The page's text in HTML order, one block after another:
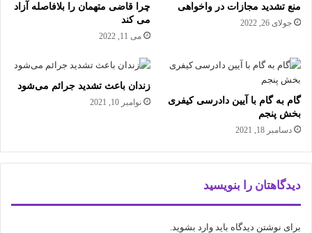
منع تشدید مجازات در واخواهی
جولای 26, 2022
چرا قاضی متهمان را بلافاصله آزاد
می کند
می 11, 2022
گام به گام با آیین دادرسی کیفری
بخش پنجم
دسامبر 18, 2021
زندان باعث تشدید جرائم می‌شود
نوامبر 10, 2021
دیدگاهتان را بنویسید
برای نوشتن دیدگاه باید وارد بشوید.